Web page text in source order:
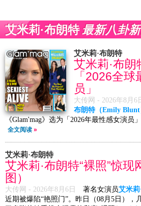
艾米莉·布朗特 最新八卦
艾米莉·布朗特
艾米莉·布朗
「2026全
员」
大传网 - 2026年8月6
布朗特（Emily Blunt
《Glam'mag》选为「2026年最性感女演员
全文阅读 »
艾米莉·布朗特
艾米莉·布朗特“裸照”惊现
图）
大传网 - 2026年8月6日 著名女演员艾米莉
近期被爆陷“艳照门”。昨日（08月5日），